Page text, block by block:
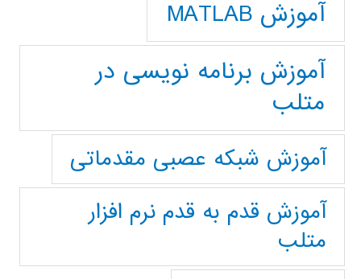
آموزش MATLAB
آموزش برنامه نویسی در
متلب
آموزش شبکه عصبی مقدماتی
آموزش قدم به قدم نرم افزار
متلب